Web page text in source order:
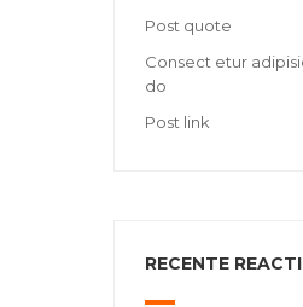
Post quote
Consect etur
do
Post link
RECENTE